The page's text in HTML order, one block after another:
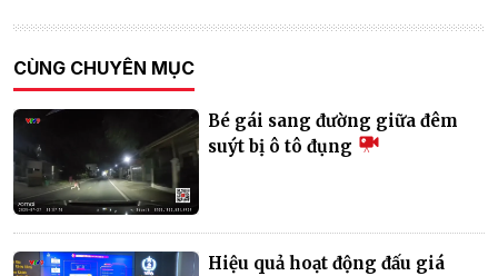
CÙNG CHUYÊN MỤC
Bé gái sang đường giữa đêm
suýt bị ô tô đụng
Hiệu quả hoạt động đấu giá